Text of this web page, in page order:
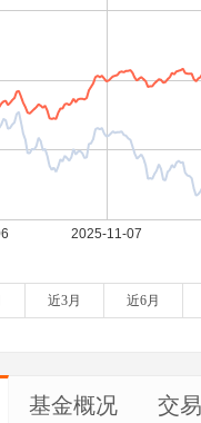
近3月 近6月
基金概况 交